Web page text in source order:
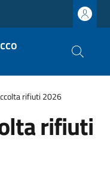
rifiuti 2026
rifiuti